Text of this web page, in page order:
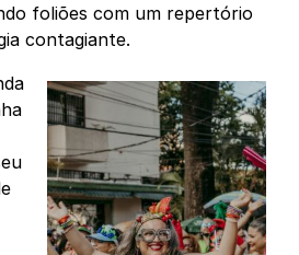
foliões com um repertório
contagiante.